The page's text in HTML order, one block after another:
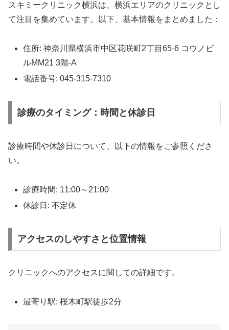
スキミークリニック横浜は、横浜エリアのクリニックとし
て注目を集めています。以下、基本情報をまとめました：
住所: 神奈川県横浜市中区花咲町2丁目65-6 コウノビ
ルMM21 3階-A
電話番号: 045-315-7310
診療のタイミング：時間と休診日
診療時間や休診日について、以下の情報をご参照くださ
い。
診療時間: 11:00～21:00
休診日: 不定休
アクセスのしやすさと位置情報
クリニックへのアクセスに関しての詳細です。
最寄り駅: 桜木町駅徒歩2分